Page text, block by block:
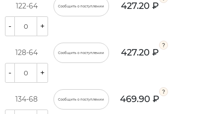
122-64 Сообщить о поступлении 427.20 ₽
- +
128-64 Сообщить о поступлении 427.20 ₽
- +
134-68 Сообщить о поступлении 469.90 ₽